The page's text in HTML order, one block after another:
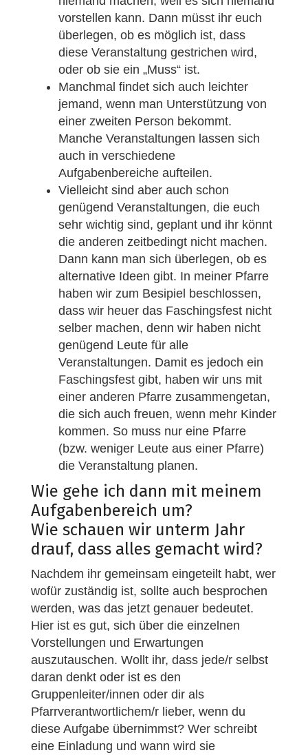
vorstellen kann. Dann müsst ihr euch
überlegen, ob es möglich ist, dass
diese Veranstaltung gestrichen wird,
oder ob sie ein „Muss“ ist.
Manchmal findet sich auch leichter
jemand, wenn man Unterstützung von
einer zweiten Person bekommt.
Manche Veranstaltungen lassen sich
auch in verschiedene
Aufgabenbereiche aufteilen.
Vielleicht sind aber auch schon
genügend Veranstaltungen, die euch
sehr wichtig sind, geplant und ihr könnt
die anderen zeitbedingt nicht machen.
Dann kann man sich überlegen, ob es
alternative Ideen gibt. In meiner Pfarre
haben wir zum Besipiel beschlossen,
dass wir heuer das Faschingsfest nicht
selber machen, denn wir haben nicht
genügend Leute für alle
Veranstaltungen. Damit es jedoch ein
Faschingsfest gibt, haben wir uns mit
einer anderen Pfarre zusammengetan,
die sich auch freuen, wenn mehr Kinder
kommen. So muss nur eine Pfarre
(bzw. weniger Leute aus einer Pfarre)
die Veranstaltung planen.
Wie gehe ich dann mit meinem
Aufgabenbereich um?
Wie schauen wir unterm Jahr
drauf, dass alles gemacht wird?
Nachdem ihr gemeinsam eingeteilt habt, wer
wofür zuständig ist, sollte auch besprochen
werden, was das jetzt genauer bedeutet.
Hier ist es gut, sich über die einzelnen
Vorstellungen und Erwartungen
auszutauschen. Wollt ihr, dass jede/r selbst
daran denkt oder ist es den
Gruppenleiter/innen oder dir als
Pfarrverantwortlichem/r lieber, wenn du
diese Aufgabe übernimmst? Wer schreibt
eine Einladung und wann wird sie